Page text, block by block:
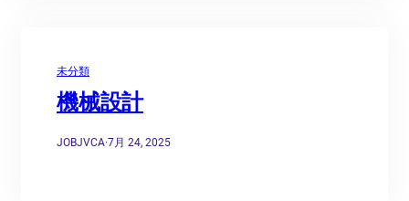
未分類
機械設計
JOBJVCA·7月 24, 2025